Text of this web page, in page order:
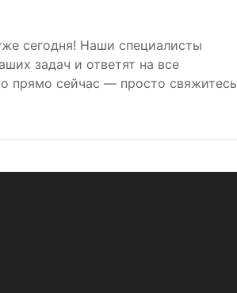
сегодня! Наши специалисты
задач и ответят на все
прямо сейчас — просто свяжитесь